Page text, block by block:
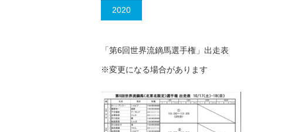
2020
「第6回世界流鏑馬選手権」出走表
※変更になる場合があります